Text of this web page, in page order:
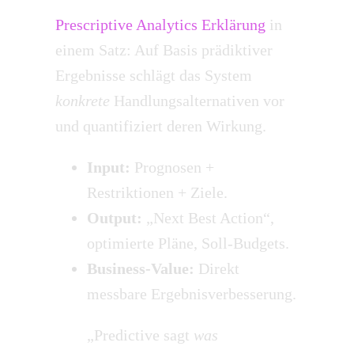
Prescriptive Analytics Erklärung in
einem Satz: Auf Basis prädiktiver
Ergebnisse schlägt das System
konkrete Handlungsalternativen vor
und quantifiziert deren Wirkung.
Input: Prognosen +
Restriktionen + Ziele.
Output: „Next Best Action“,
optimierte Pläne, Soll-Budgets.
Business-Value: Direkt
messbare Ergebnisverbesserung.
„Predictive sagt was